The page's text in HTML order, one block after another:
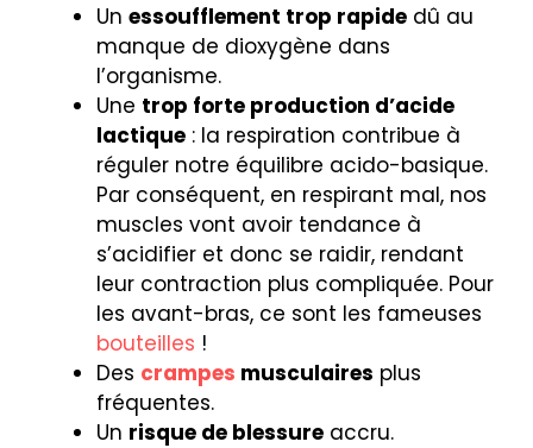
Un essoufflement trop rapide dû au
manque de dioxygène dans
l’organisme.
Une trop forte production d’acide
lactique : la respiration contribue à
réguler notre équilibre acido-basique.
Par conséquent, en respirant mal, nos
muscles vont avoir tendance à
s’acidifier et donc se raidir, rendant
leur contraction plus compliquée. Pour
les avant-bras, ce sont les fameuses
bouteilles !
Des crampes musculaires plus
fréquentes.
Un risque de blessure accru.